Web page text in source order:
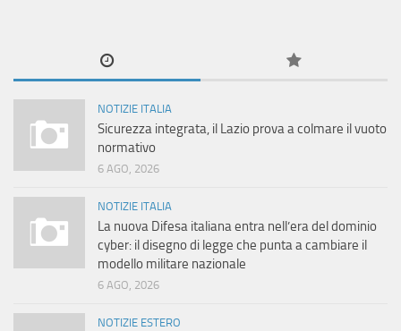
NOTIZIE ITALIA
Sicurezza integrata, il Lazio prova a colmare il vuoto
normativo
6 AGO, 2026
NOTIZIE ITALIA
La nuova Difesa italiana entra nell’era del dominio
cyber: il disegno di legge che punta a cambiare il
modello militare nazionale
6 AGO, 2026
NOTIZIE ESTERO